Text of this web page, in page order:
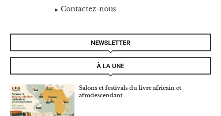
Contactez-nous
NEWSLETTER
À LA UNE
Salons et festivals du livre africain et
afrodescendant